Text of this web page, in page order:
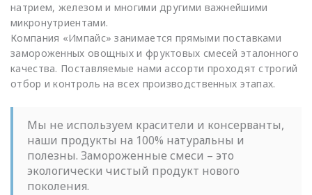
натрием, железом и многими другими важнейшими
микронутриентами.
Компания «Импайс» занимается прямыми поставками
замороженных овощных и фруктовых смесей эталонного
качества. Поставляемые нами ассорти проходят строгий
отбор и контроль на всех производственных этапах.
Мы не используем красители и консерванты,
наши продукты на 100% натуральны и
полезны. Замороженные смеси – это
экологически чистый продукт нового
поколения.